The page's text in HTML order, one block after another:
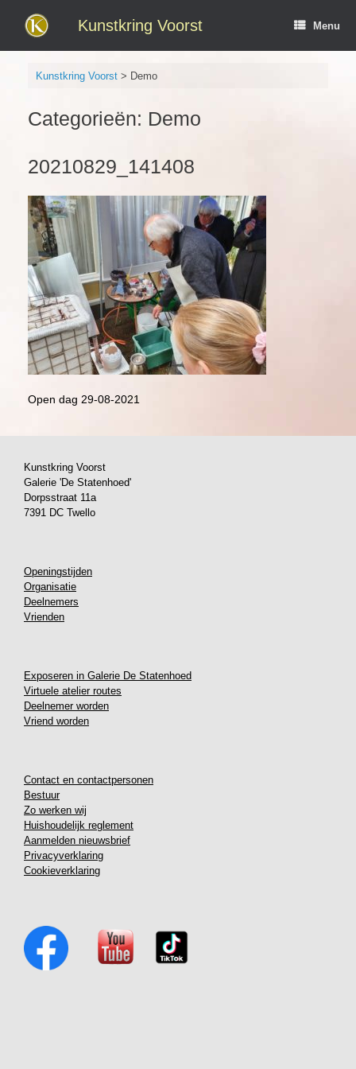
inhoud
Kunstkring Voorst Menu
Kunstkring Voorst> Demo
Categorieën: Demo
20210829_141408
Open dag 29-08-2021
Kunstkring Voorst
Galerie 'De Statenhoed'
Dorpsstraat 11a
7391 DC Twello
Openingstijden
Organisatie
Deelnemers
Vrienden
Exposeren in Galerie De Statenhoed
Virtuele atelier routes
Deelnemer worden
Vriend worden
Contact en contactpersonen
Bestuur
Zo werken wij
Huishoudelijk reglement
Aanmelden nieuwsbrief
Privacyverklaring
Cookieverklaring